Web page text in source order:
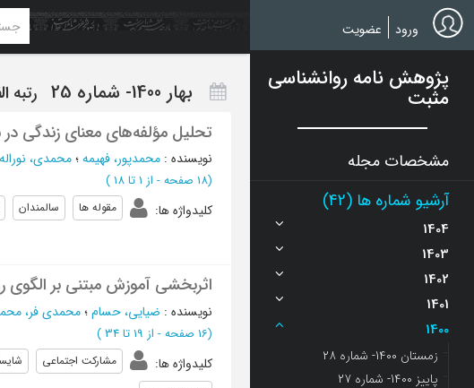
Skip
to
main
ورود عضویت
پژوهش نامه روانشناسی
مثبت
مشخصات مجله
آرشیو شماره ها (42)
1404
1403
1402
1401
1400
زمستان 1400- شماره 28
پاییز 1400- شماره 27
بهار 1400- شماره 25 رتبه
تحلیل مؤلفه‌های معنای زندگی در
نویسنده : محمدپور، فهیمه؛محمدی، نوراله
(‎18 صفحه - از 1 تا 18 )
کلیدواژه ها: مقوله ها سالمندان
اثربخشی آموزش مبتنی بر
نویسنده : ضیایی، حسام؛محمدی فر،
(‎16 صفحه - از 19 تا 34 )
کلیدواژه ها: مشارکت اجتماعی